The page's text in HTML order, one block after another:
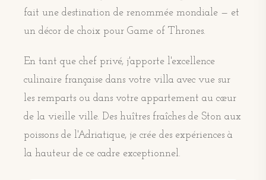
fait une destination de renommée mondiale — et
un décor de choix pour Game of Thrones.
En tant que chef privé, j'apporte l'excellence
culinaire française dans votre villa avec vue sur
les remparts ou dans votre appartement au cœur
de la vieille ville. Des huîtres fraîches de Ston aux
poissons de l'Adriatique, je crée des expériences à
la hauteur de ce cadre exceptionnel.